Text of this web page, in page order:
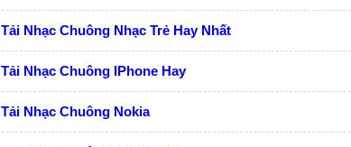
Tải Nhạc Chuông Nhạc Trẻ Hay Nhất
Tải Nhạc Chuông IPhone Hay
Tải Nhạc Chuông Nokia